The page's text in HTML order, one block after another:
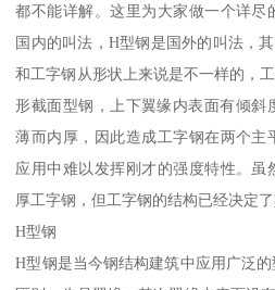
都不能详解。这里为大家做一个详尽
国内的叫法，H型钢是国外的叫法，
和工字钢从形状上来说是不一样的，
形截面型钢，上下翼缘内表面有倾斜
薄而内厚，因此造成工字钢在两个主
应用中难以发挥刚才的强度特性。虽
厚工字钢，但工字钢的结构已经决定了
H型钢
H型钢是当今钢结构建筑中应用广泛